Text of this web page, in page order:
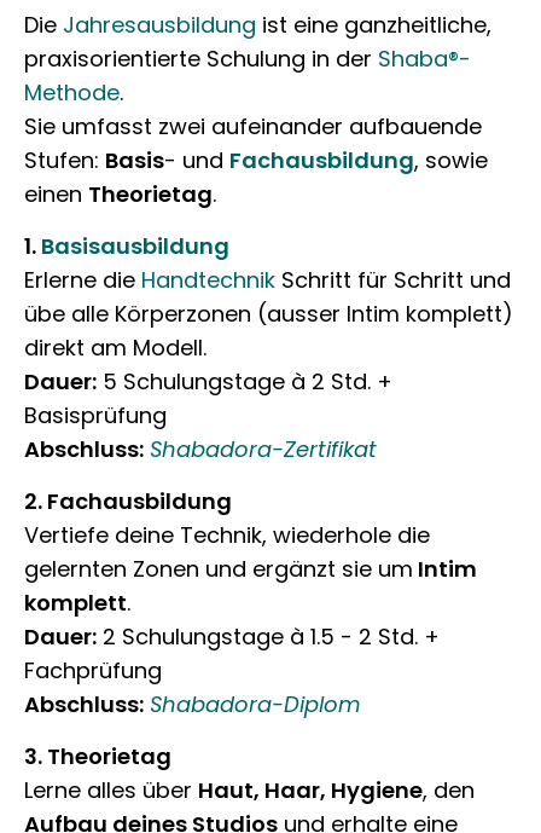
Die Jahresausbildung ist eine ganzheitliche,
praxisorientierte Schulung in der Shaba®-
Methode.
Sie umfasst zwei aufeinander aufbauende
Stufen: Basis- und Fachausbildung, sowie
einen Theorietag.
1. Basisausbildung
Erlerne die Handtechnik Schritt für Schritt und
übe alle Körperzonen (ausser Intim komplett)
direkt am Modell.
Dauer: 5 Schulungstage à 2 Std. +
Basisprüfung
Abschluss: Shabadora-Zertifikat
2. Fachausbildung
Vertiefe deine Technik, wiederhole die
gelernten Zonen und ergänzt sie um Intim
komplett.
Dauer: 2 Schulungstage à 1.5 - 2 Std. +
Fachprüfung
Abschluss: Shabadora-Diplom
3. Theorietag
Lerne alles über Haut, Haar, Hygiene, den
Aufbau deines Studios und erhalte eine